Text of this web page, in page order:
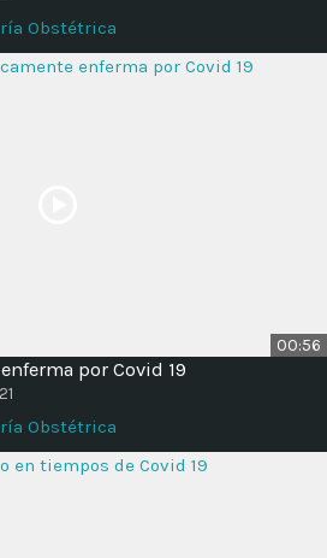
Obstétrica
00:56
por Covid 19
Obstétrica